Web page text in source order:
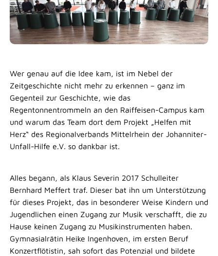
Wer genau auf die Idee kam, ist im Nebel der
Zeitgeschichte nicht mehr zu erkennen – ganz im
Gegenteil zur Geschichte, wie das
Regentonnentrommeln an den Raiffeisen-Campus kam
und warum das Team dort dem Projekt „Helfen mit
Herz“ des Regionalverbands Mittelrhein der Johanniter-
Unfall-Hilfe e.V. so dankbar ist.
Alles begann, als Klaus Severin 2017 Schulleiter
Bernhard Meffert traf. Dieser bat ihn um Unterstützung
für dieses Projekt, das in besonderer Weise Kindern und
Jugendlichen einen Zugang zur Musik verschafft, die zu
Hause keinen Zugang zu Musikinstrumenten haben.
Gymnasialrätin Heike Ingenhoven, im ersten Beruf
Konzertflötistin, sah sofort das Potenzial und bildete